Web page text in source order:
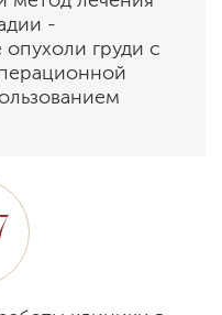
-
опухоли груди с